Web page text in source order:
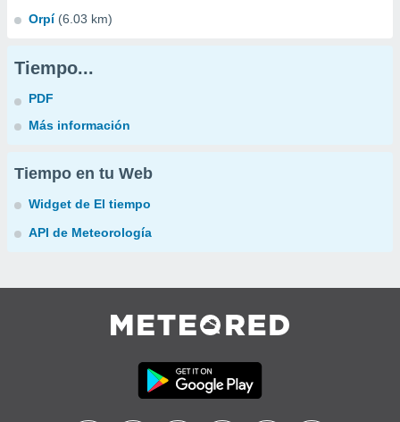
Orpí (6.03 km)
Tiempo...
PDF
Más información
Tiempo en tu Web
Widget de El tiempo
API de Meteorología